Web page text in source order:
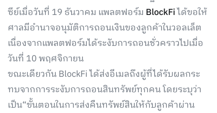
ซีย์เมื่อวันที่ 19 ธันวาคม แพลตฟอร์ม BlockFiได้ขอให้
ศาลมีอำนาจอนุมัติการถอนเงินของลูกค้าในวอลเล็ต
เนื่องจากแพลตฟอร์มได้ระงับการถอนชั่วคราวไปเมื่อ
วันที่ 10 พฤศจิกายน
ขณะเดียวกัน BlockFi ได้ส่งอีเมลถึงผู้ที่ได้รับผลกระ
ทบจากการระงับการถอนสินทรัพย์ทุกคน โดยระบุว่า
เป็น“ขั้นตอนในการส่งคืนทรัพย์สินให้กับลูกค้าผ่าน